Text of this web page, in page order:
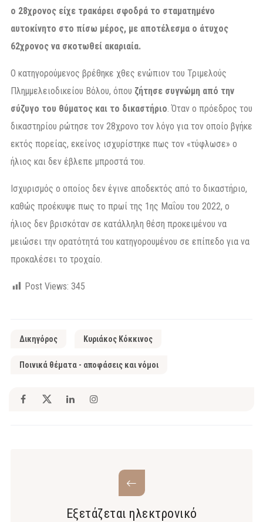
ο 28χρονος είχε τρακάρει σφοδρά το σταματημένο
αυτοκίνητο στο πίσω μέρος, με αποτέλεσμα ο άτυχος
62χρονος να σκοτωθεί ακαριαία.
Ο κατηγορούμενος βρέθηκε χθες ενώπιον του Τριμελούς
Πλημμελειοδικείου Βόλου, όπου ζήτησε συγνώμη από την
σύζυγο του θύματος και το δικαστήριο. Όταν ο πρόεδρος του
δικαστηρίου ρώτησε τον 28χρονο τον λόγο για τον οποίο βγήκε
εκτός πορείας, εκείνος ισχυρίστηκε πως τον «τύφλωσε» ο
ήλιος και δεν έβλεπε μπροστά του.
Ισχυρισμός ο οποίος δεν έγινε αποδεκτός από το δικαστήριο,
καθώς προέκυψε πως το πρωί της 1ης Μαΐου του 2022, ο
ήλιος δεν βρισκόταν σε κατάλληλη θέση προκειμένου να
μειώσει την ορατότητά του κατηγορουμένου σε επίπεδο για να
προκαλέσει το τροχαίο.
Post Views: 345
Δικηγόρος Κυριάκος Κόκκινος
Ποινικά θέματα - αποφάσεις και νόμοι
Εξετάζεται ηλεκτρονικό